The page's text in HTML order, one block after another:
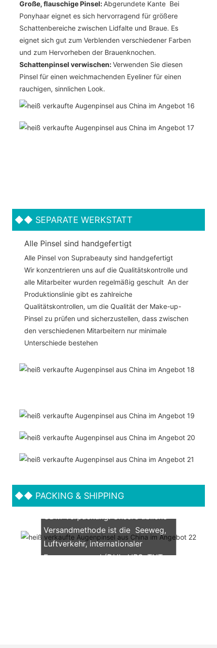
Große, flauschige Pinsel: Abgerundete Kante Bei
Ponyhaar eignet es sich hervorragend für größere
Schattenbereiche zwischen Lidfalte und Braue. Es
eignet sich gut zum Verblenden verschiedener Farben
und zum Hervorheben der Brauenknochen.
Schattenpinsel verwischen:Verwenden Sie diesen
Pinsel für einen weichmachenden Eyeliner für einen
rauchigen, sinnlichen Look.
◆◆ SEPARATE WERKSTATT
Alle Pinsel sind handgefertigt
Alle Pinsel von Suprabeauty sind handgefertigt
Wir konzentrieren uns auf die Qualitätskontrolle und
alle Mitarbeiter wurden regelmäßig geschult An der
Produktionslinie gibt es zahlreiche
Qualitätskontrollen, um die Qualität der Make-up-
Pinsel zu prüfen und sicherzustellen, dass zwischen
den verschiedenen Mitarbeitern nur minimale
Unterschiede bestehen
◆◆ PACKING & SHIPPING
ODM-Verpackung. Unsere übliche
Versandmethode ist die Seeweg,
Luftverkehr, internationaler
Expressversand (DHL, UPS, TNT,